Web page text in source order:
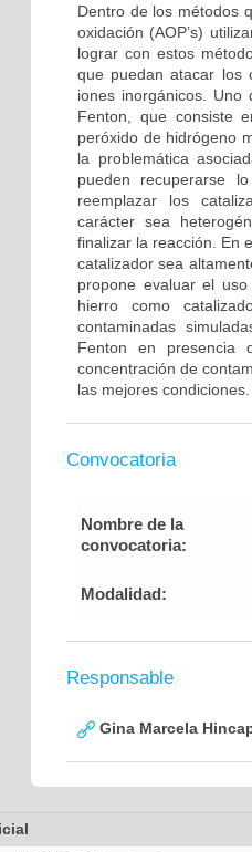
Dentro de los métodos
oxidación (AOP’s)
lograr con estos
que puedan atacar los
iones inorgánicos.
Fenton, que consiste
peróxido de hidrógeno
la problemática
pueden recuperarse
reemplazar los
carácter sea
finalizar la reacción. En
catalizador sea
propone evaluar el
hierro como
contaminadas
Fenton en presencia
concentración de
las mejores condiciones.
Convocatoria
Nombre de la
convocatoria:
Modalidad:
Responsable
Gina Marcela